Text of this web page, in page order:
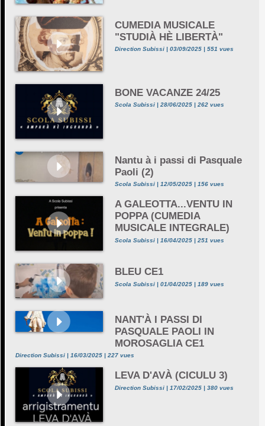
CUMEDIA MUSICALE
"STUDIÀ HÈ LIBERTÀ"
Direction Subissi | 03/09/2025 | 551 vues
BONE VACANZE 24/25
Scola Subissi | 28/06/2025 | 262 vues
Nantu à i passi di Pasquale
Paoli (2)
Scola Subissi | 12/05/2025 | 156 vues
A GALEOTTA...VENTU IN
POPPA (CUMEDIA
MUSICALE INTEGRALE)
Scola Subissi | 16/04/2025 | 251 vues
BLEU CE1
Scola Subissi | 01/04/2025 | 189 vues
NANT'À I PASSI DI
PASQUALE PAOLI IN
MOROSAGLIA CE1
Direction Subissi | 16/03/2025 | 227 vues
LEVA D'AVÀ (CICULU 3)
Direction Subissi | 17/02/2025 | 380 vues